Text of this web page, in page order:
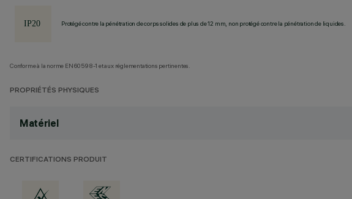
Protégé contre la pénétration de corps solides de plus de 12 mm, non protégé contre la pénétration de liquides.
Conforme à la norme EN60598-1 et aux réglementations pertinentes.
PROPRIÉTÉS PHYSIQUES
Matériel
CERTIFICATIONS PRODUIT